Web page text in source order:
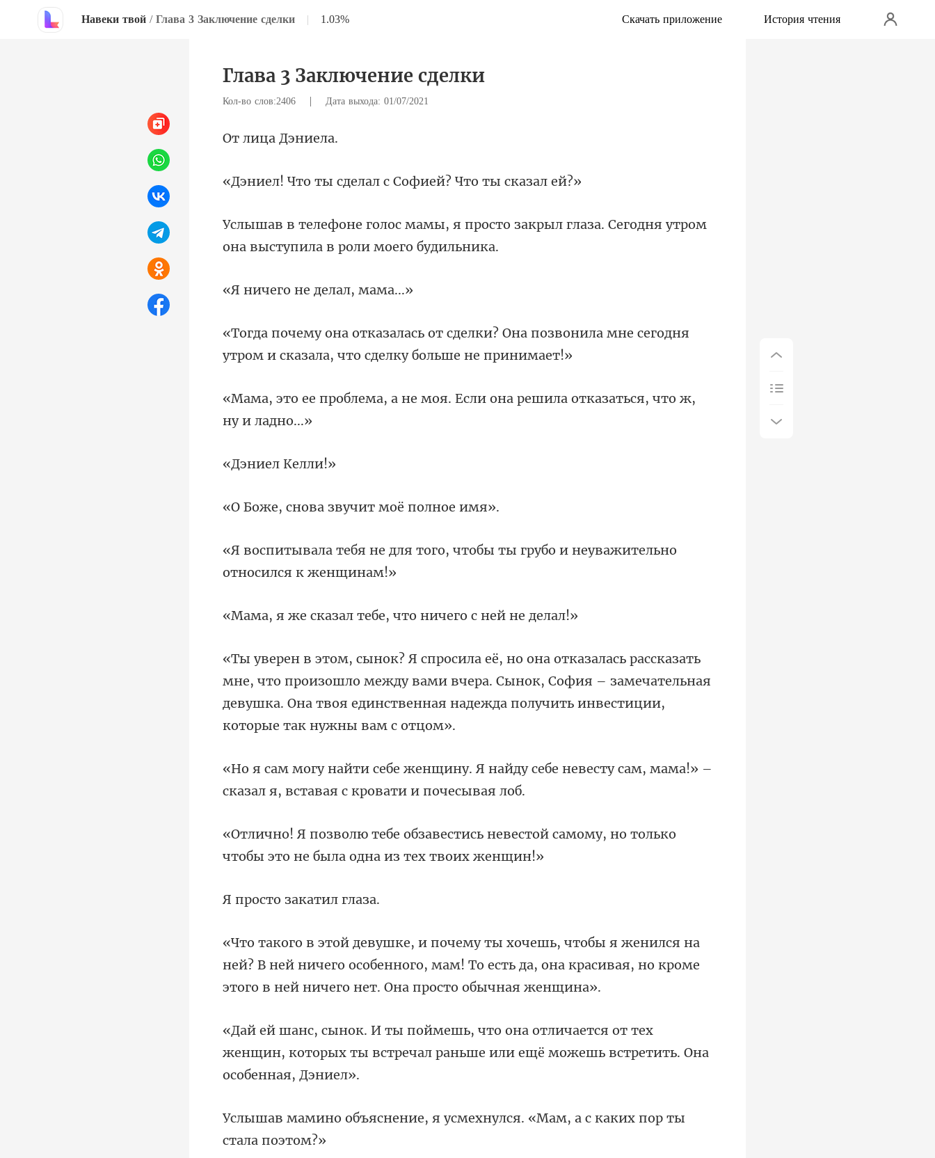
Навеки твой / Глава 3 Заключение сделки | 1.03% Скачать приложение История чтения
Глава 3 Заключение сделки
Кол-во слов:2406 | Дата выхода: 01/07/2021
ца Дэ
делал с Софией? Ч
осто закрыл глаза. Сегодня утром
он
не делал
? Она позвонила мне сегодня
утром и ск
е моя. Если она решила отка
ел Ке
ва звучит мо
ого, чтобы ты грубо и неуваж
л тебе, что ничег
что произошло между вами вчера. Сынок, София – замечательная
девушка. Она т
айду себе невесту сам, мама!» –
сказал
невестой самому, но только
чтобы эт
о закат
на
ней? В ней ничего особенного, мам! То есть да, она красивая
ается от тех
женщин, которых ты встречал раньше
я усмехнулся. «Мам, а с к